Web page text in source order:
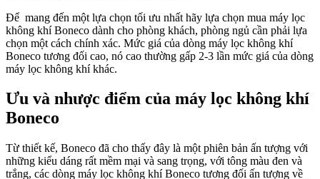
Để mang đến một lựa chọn tối ưu nhất hãy lựa chọn mua máy lọc
không khí Boneco dành cho phòng khách, phòng ngủ cần phải lựa
chọn một cách chính xác. Mức giá của dòng máy lọc không khí
Boneco tương đối cao, nó cao thường gấp 2-3 lần mức giá của dòng
máy lọc không khí khác.
Ưu và nhược điểm của máy lọc không khí
Boneco
Từ thiết kế, Boneco đã cho thấy đây là một phiên bản ấn tượng với
những kiểu dáng rất mềm mại và sang trọng, với tông màu đen và
trắng, các dòng máy lọc không khí Boneco tương đối ấn tượng về